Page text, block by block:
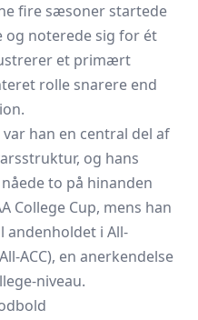
fire sæsoner startede
og noterede sig for ét
et primært
rolle snarere end
han en central del af
og hans
to på hinanden
College Cup, mens han
andenholdet i All-
ACC), en anerkendelse
niveau.